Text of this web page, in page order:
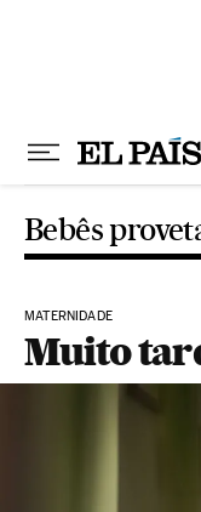
Bebês
MATERNIDADE
Muito